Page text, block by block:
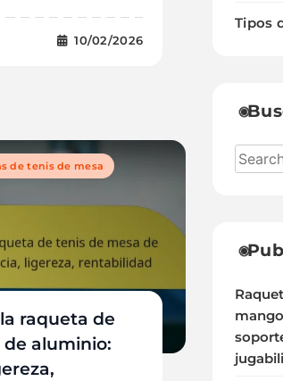
10/02/2026
de tenis de mesa
raqueta de
aluminio:
Tipos